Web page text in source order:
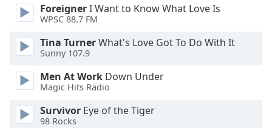
close
Color
Opacity
ForeignerI Want to Know What Love Is
WPSC 88.7 FM
Tina TurnerWhat's Love Got To Do With It
Sunny 107.9
Men At Work Down Under
Magic Hits Radio
Survivor Eye of the Tiger
98 Rocks